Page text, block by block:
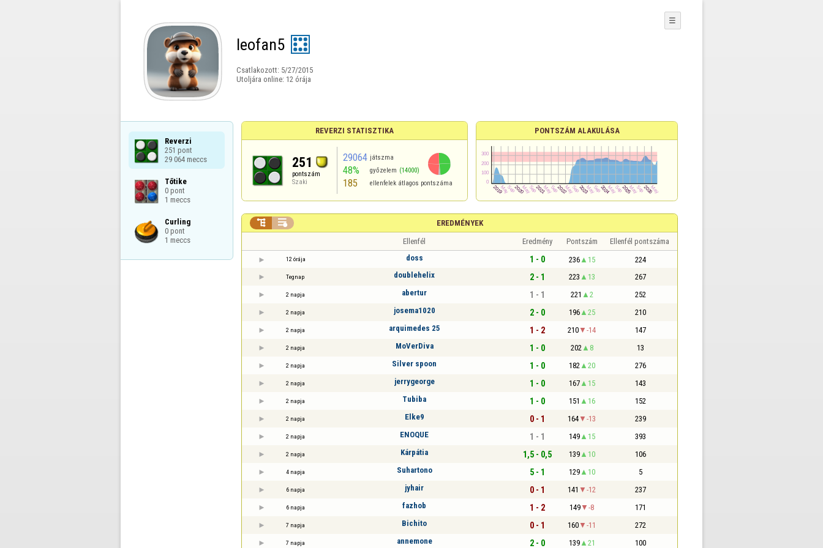
leofan5
Csatlakozott: 5/27/2015
Utoljára online: 12 órája
☰
Reverzi
251 pont
29 064 meccs
Tőtike
0 pont
1 meccs
Curling
0 pont
1 meccs
REVERZI STATISZTIKA
251
pontszám
Szaki
29064 játszma
48% győzelem (14000)
185 ellenfelek átlagos pontszáma
PONTSZÁM ALAKULÁSA
EREDMÉNYEK
 
Ellenfél Eredmény Pontszám Ellenfél pontszáma
12 órája doss 1 - 0 236 15 224
Tegnap doublehelix 2 - 1 223 13 267
2 napja abertur 1 - 1 221 2 252
2 napja josema1020 2 - 0 196 25 210
2 napja arquimedes 25 1 - 2 210 -14 147
2 napja MoVerDiva 1 - 0 202 8 13
2 napja Silver spoon 1 - 0 182 20 276
2 napja jerrygeorge 1 - 0 167 15 143
2 napja Tubiba 1 - 0 151 16 152
2 napja Elke9 0 - 1 164 -13 239
2 napja ENOQUE 1 - 1 149 15 393
2 napja Kárpátia 1,5 - 0,5 139 10 106
4 napja Suhartono 5 - 1 129 10 5
6 napja jyhair 0 - 1 141 -12 237
6 napja fazhob 1 - 2 149 -8 171
7 napja Bichito 0 - 1 160 -11 272
7 napja annemone 2 - 0 139 21 100